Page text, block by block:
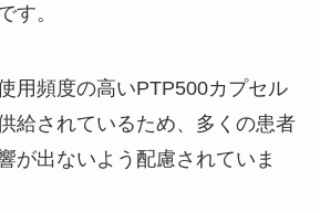
す。
用頻度の高いPTP500カプセル
給されているため、多くの患者
が出ないよう配慮されていま